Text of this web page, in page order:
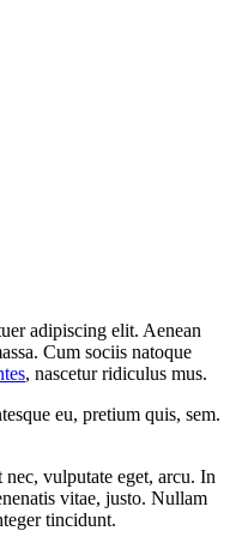
adipiscing elit. Aenean
Cum sociis natoque
, nascetur ridiculus mus.
eu, pretium quis, sem.
vulputate eget, arcu. In
vitae, justo. Nullam
tincidunt.